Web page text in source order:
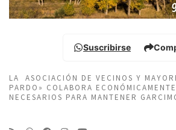
Suscribirse
LA ASOCIACIÓN DE VECINOS Y
PARDO» COLABORA
NECESARIOS PARA MANTENER